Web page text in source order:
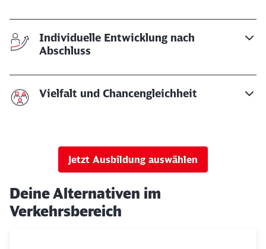
Individuelle Entwicklung nach
Abschluss
Vielfalt und Chancengleichheit
Jetzt Ausbildung auswählen
Deine Alternativen im
Verkehrsbereich